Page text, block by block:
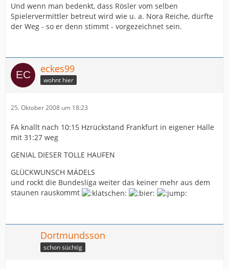
Und wenn man bedenkt, dass Rösler vom selben
Spielervermittler betreut wird wie u. a. Nora Reiche, dürfte
der Weg - so er denn stimmt - vorgezeichnet sein.
eckes99
wohnt hier
25. Oktober 2008 um 18:23
FA knallt nach 10:15 Hzrückstand Frankfurt in eigener Halle
mit 31:27 weg
GENIAL DIESER TOLLE HAUFEN
GLÜCKWUNSCH MÄDELS
und rockt die Bundesliga weiter das keiner mehr aus dem
staunen rauskommt
Dortmundsson
schon süchtig